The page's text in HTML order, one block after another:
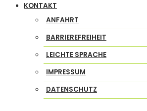
KONTAKT
ANFAHRT
BARRIEREFREIHEIT
LEICHTE SPRACHE
IMPRESSUM
DATENSCHUTZ